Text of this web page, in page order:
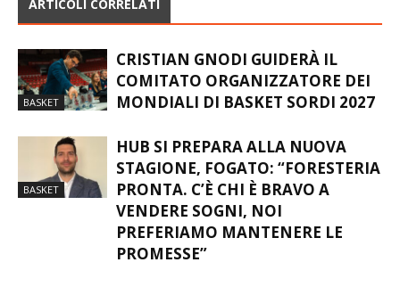
ARTICOLI CORRELATI
BASKET
CRISTIAN GNODI GUIDERÀ IL
COMITATO ORGANIZZATORE DEI
MONDIALI DI BASKET SORDI 2027
BASKET
HUB SI PREPARA ALLA NUOVA
STAGIONE, FOGATO: “FORESTERIA
PRONTA. C’È CHI È BRAVO A
VENDERE SOGNI, NOI
PREFERIAMO MANTENERE LE
PROMESSE”